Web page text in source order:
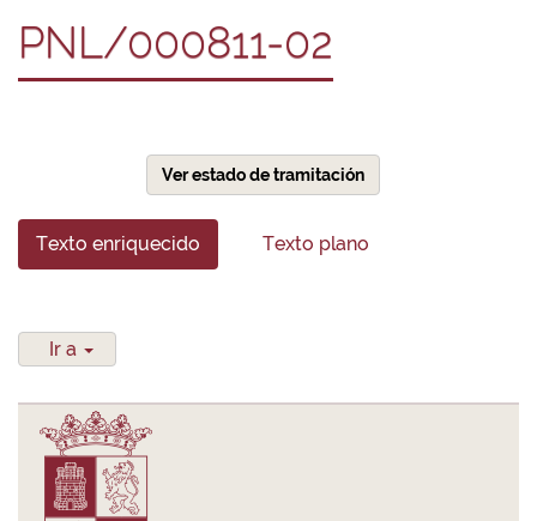
PNL/000811-02
Ver estado de tramitación
Texto enriquecido Texto plano
Ir a